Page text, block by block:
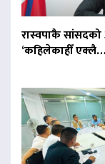
रास्वपाकै
‘कहिलेकाहीँ एक्लै…